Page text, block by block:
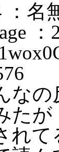
：名
なの
たが
れて